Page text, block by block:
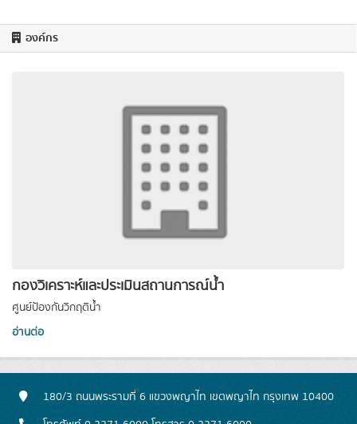
องค์กร
กองวิเคราะห์และประเมินสถานการณ์น้ำ
ศูนย์ป้องกันวิกฤติน้ำ
อ่านต่อ
180/3 ถนนพระรามที่ 6 แขวงพญาไท เขตพญาไท กรุงเทพ 10400